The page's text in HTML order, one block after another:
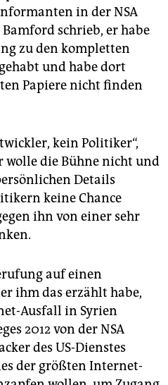
in der NSA
Bamford schrieb, er habe
zu den kompletten
und habe dort
Papiere nicht finden
kein Politiker“,
wolle die Bühne nicht und
Details
keine Chance
ihn von einer sehr
auf einen
ihm das erzählt habe,
Ausfall in Syrien
2012 von der NSA
des US-Dienstes
der größten Internet-